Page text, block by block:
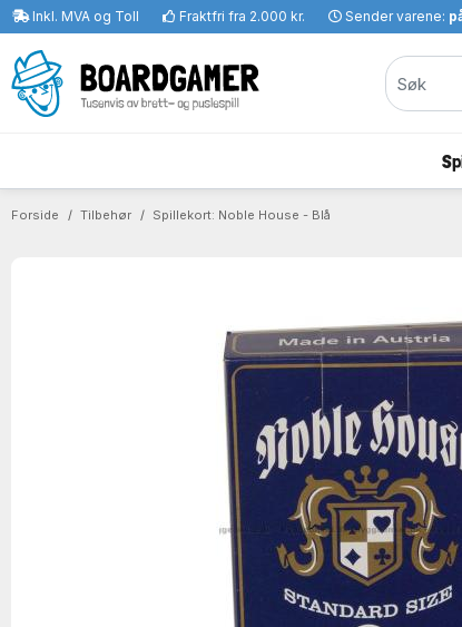
Inkl. MVA og Toll Fraktfri fra 2.000 kr. Sender varene:
Forside Tilbehør Spillekort: Noble House - Blå